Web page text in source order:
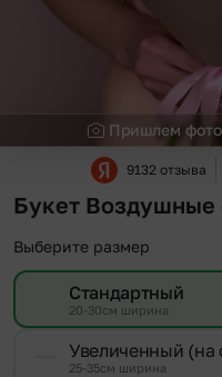
Пришлем фото
9132 отзыва
Букет Воздушные
Выберите размер
Стандартный
20-30см ширина
Увеличенный (на
25-35см ширина